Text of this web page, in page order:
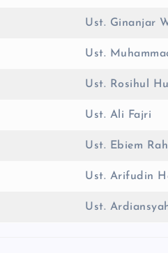
Ust. Ginanjar
Ust.
Ust. Rosihul
Ust. Ali Fajri
Ust. Ebiem
Ust. Arifudin
Ust.